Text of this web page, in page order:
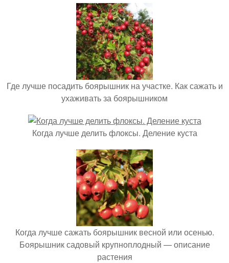
Где лучше посадить боярышник на участке. Как сажать и
ухаживать за боярышником
Когда лучше делить флоксы. Деление куста
Когда лучше сажать боярышник весной или осенью.
Боярышник садовый крупноплодный — описание
растения